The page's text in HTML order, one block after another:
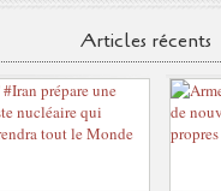
Articles récents